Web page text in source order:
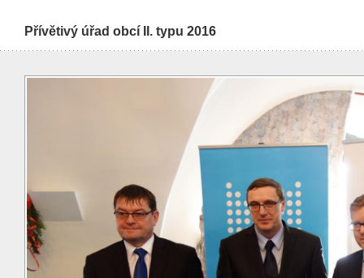
Přívětivý úřad obcí II. typu 2016